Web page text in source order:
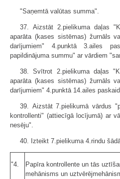
"Saņemtā valūtas summa".
37. Aizstāt 2.pielikuma daļas
aparāta (kases sistēmas) žurnāls
darījumiem" 4.punktā 3.ailes
papildinājuma summu" ar vārdiem
38. Svītrot 2.pielikuma daļas
aparāta (kases sistēmas) žurnāls
darījumiem" 4.punktā 14.ailes
39. Aizstāt 7.pielikumā vārdus
kontrollenti" (attiecīgā locījumā) ar
nesēju".
40. Izteikt 7.pielikuma 4.rindu
"4.
Papīra kontrollente un tās
mehānisms un